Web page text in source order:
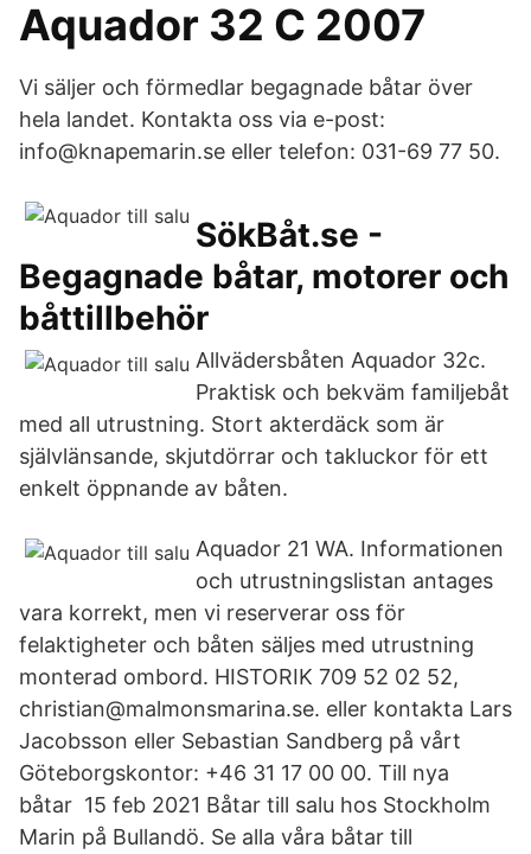
Aquador 32 C 2007
Vi säljer och förmedlar begagnade båtar över
hela landet. Kontakta oss via e-post:
info@knapemarin.se eller telefon: 031-69 77 50.
SökBåt.se -
Begagnade båtar, motorer och
båttillbehör
Allvädersbåten Aquador 32c.
Praktisk och bekväm familjebåt
med all utrustning. Stort akterdäck som är
självlänsande, skjutdörrar och takluckor för ett
enkelt öppnande av båten.
Aquador 21 WA. Informationen
och utrustningslistan antages
vara korrekt, men vi reserverar oss för
felaktigheter och båten säljes med utrustning
monterad ombord. HISTORIK 709 52 02 52,
christian@malmonsmarina.se. eller kontakta Lars
Jacobsson eller Sebastian Sandberg på vårt
Göteborgskontor: +46 31 17 00 00. Till nya
båtar 15 feb 2021 Båtar till salu hos Stockholm
Marin på Bullandö. Se alla våra båtar till